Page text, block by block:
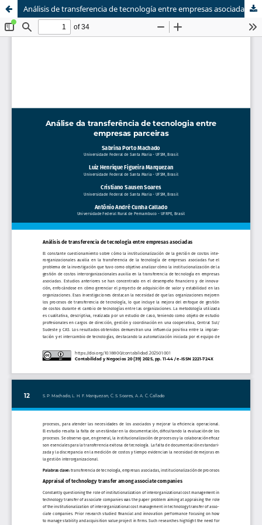
Análisis de transferencia de tecnología entre empresas asociadas